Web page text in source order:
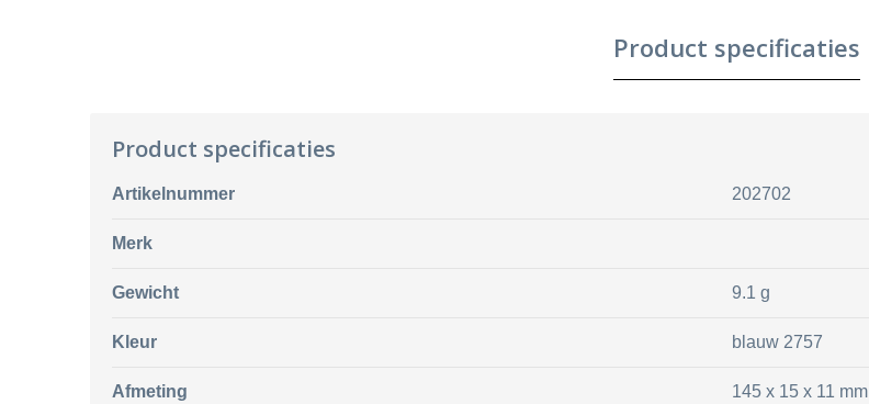
Product specificaties
Product specificaties
Artikelnummer 202702
Merk
Gewicht 9.1 g
Kleur blauw 2757
Afmeting 145 x 15 x 11 mm